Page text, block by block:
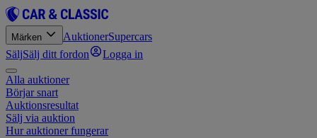
Märken AuktionerSupercars
SäljSälj ditt fordon Logga in
Alla auktioner
Börjar snart
Auktionsresultat
Sälj via auktion
Hur auktioner fungerar